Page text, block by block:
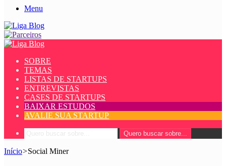
Menu
SOBRE
TEMAS
LISTAS DE STARTUPS
ENTREVISTAS
CASES DE STARTUPS
BAIXAR ESTUDOS
AVALIE SUA STARTUP
Quero buscar sobre...
Início>Social Miner